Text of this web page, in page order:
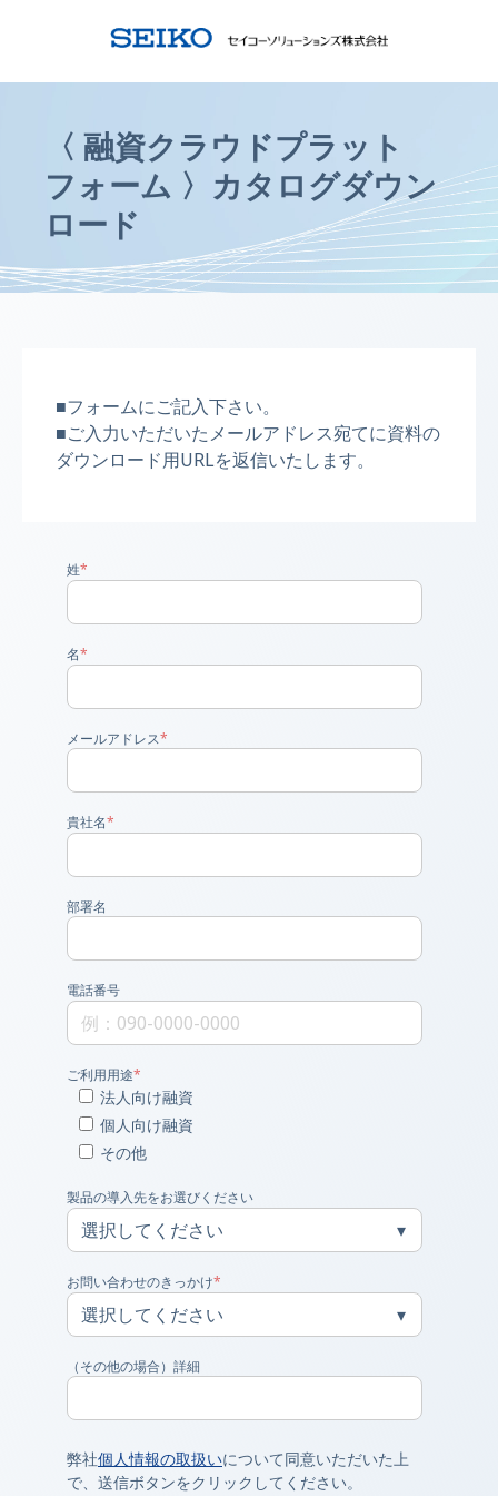
〈 融資クラウドプラット
フォーム 〉カタログダウン
ロード
■フォームにご記入下さい。
■ご入力いただいたメールアドレス宛てに資料の
ダウンロード用URLを返信いたします。
姓*
名*
メールアドレス*
貴社名*
部署名
電話番号
ご利用用途*
法人向け融資
個人向け融資
その他
製品の導入先をお選びください
お問い合わせのきっかけ*
（その他の場合）詳細
弊社個人情報の取扱いについて同意いただいた上
で、送信ボタンをクリックしてください。